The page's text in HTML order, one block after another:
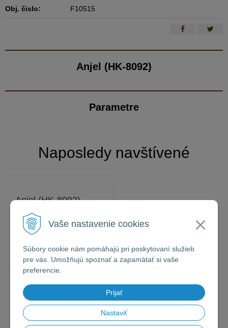
Vaše nastavenie cookies
Súbory cookie nám pomáhajú pri poskytovaní služieb
pre vás. Umožňujú spoznať a zapamätať si vaše
preferencie.
Prijať
Nastaviť
Obj. čislo: F10515
Anjel (HK-8092)
Parametre
Naposledy navštívené
Anjel (HK-8092)